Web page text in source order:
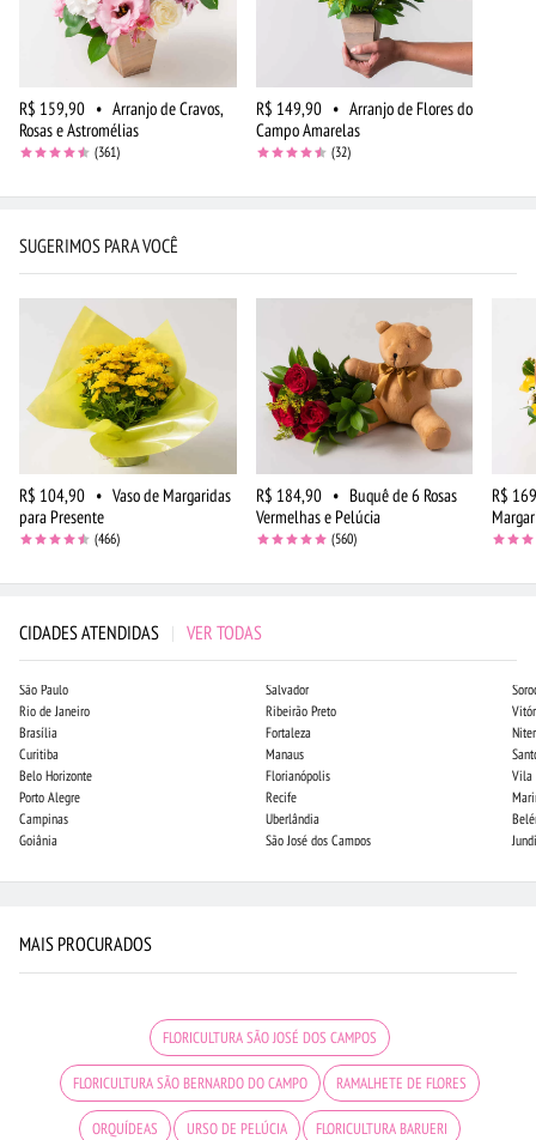
R$ 159,90 • Arranjo de Cravos,
Rosas e Astromélias
(361)
R$ 149,90 • Arranjo de Flores do
Campo Amarelas
(32)
SUGERIMOS PARA VOCÊ
R$ 104,90 • Vaso de Margaridas
para Presente
(466)
R$ 184,90 • Buquê de 6 Rosas
Vermelhas e Pelúcia
(560)
R$
CIDADES ATENDIDAS | VER TODAS
São Paulo
Rio de Janeiro
Brasília
Curitiba
Belo Horizonte
Porto Alegre
Campinas
Goiânia
Salvador
Ribeirão Preto
Fortaleza
Manaus
Florianópolis
Recife
Uberlândia
São José dos Campos
Vila
MAIS PROCURADOS
FLORICULTURA SÃO JOSÉ DOS CAMPOS
FLORICULTURA SÃO BERNARDO DO CAMPO RAMALHETE DE FLORES
ORQUÍDEAS URSO DE PELÚCIA FLORICULTURA BARUERI